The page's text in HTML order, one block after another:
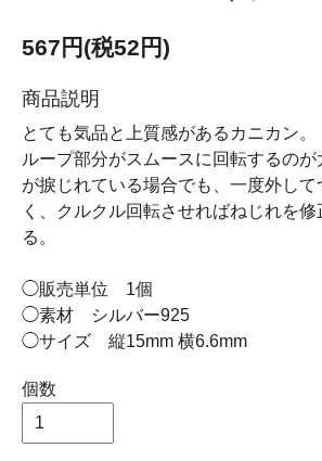
567円(税52円)
商品説明
とても気品と上質感があるカニカン。
ループ部分がスムースに回転するの
が捩じれている場合でも、一度外して
く、クルクル回転させればねじれを修
る。
◯販売単位 1個
◯素材 シルバー925
◯サイズ 縦15mm 横6.6mm
個数